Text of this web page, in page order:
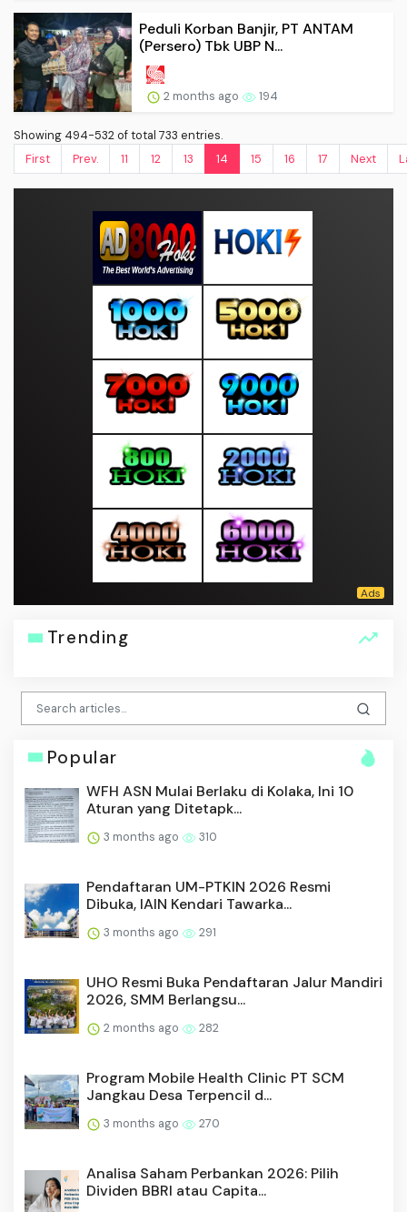
(Persero) Tbk UBP N...
2 months ago
Showing 494-532 of total 733 entries.
First
Prev. 11 12 13 14 15 16 17 Next
Aturan yang Ditetapk...
3 months ago 310
Dibuka, IAIN Kendari Tawarka...
3 months ago 291
2026, SMM Berlangsu...
2 months ago 282
Jangkau Desa Terpencil d...
3 months ago 270
Dividen BBRI atau Capita...
2 months ago 254